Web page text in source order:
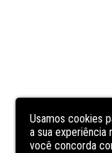
Usamos cookies
a sua experiência
você concorda